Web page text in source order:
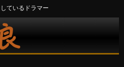
ているドラマー